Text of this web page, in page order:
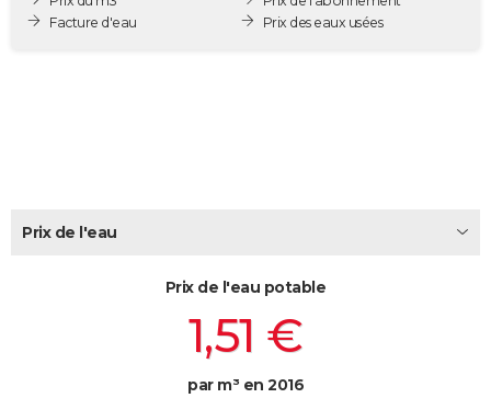
Destinations
City break
Voyage nature
Voyage de noces
Forum
Climat
PHOTO
Dictionnaire
Biographies
Citations
Expressions
Proverbes
Facture d'eau
Prix des eaux usées
Prix de l'eau
Prix de l'eau potable
1,51 €
par m³ en 2016